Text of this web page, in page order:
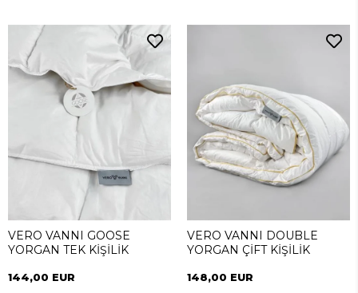
VERO VANNI GOOSE
YORGAN TEK KİŞİLİK
144,00 EUR
VERO VANNI DOUBLE
YORGAN ÇİFT KİŞİLİK
148,00 EUR